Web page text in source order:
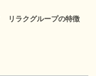
リラクグループの特徴